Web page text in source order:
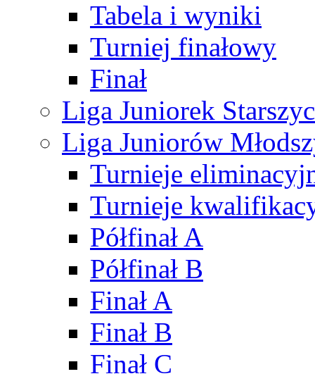
Tabela i wyniki
Turniej finałowy
Finał
Liga Juniorek
Liga Juniorów
Turnieje
Turnieje
Półfinał A
Półfinał B
Finał A
Finał B
Finał C